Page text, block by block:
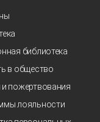
библиотека
в общество
пожертвования
лояльности